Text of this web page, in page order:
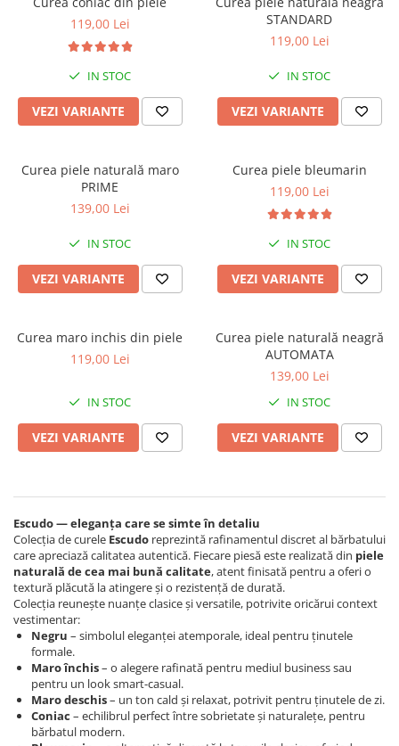
119,00 Lei
IN STOC
VEZI VARIANTE
STANDARD
119,00 Lei
IN STOC
VEZI VARIANTE
Curea piele naturală maro
PRIME
139,00 Lei
IN STOC
VEZI VARIANTE
Curea piele bleumarin
119,00 Lei
IN STOC
VEZI VARIANTE
Curea maro inchis din piele
119,00 Lei
IN STOC
VEZI VARIANTE
Curea piele naturală neagră
AUTOMATA
139,00 Lei
IN STOC
VEZI VARIANTE
Escudo — eleganța care se simte în detaliu
Colecția de curele Escudo reprezintă rafinamentul discret al bărbatului
care apreciază calitatea autentică. Fiecare piesă este realizată din piele
naturală de cea mai bună calitate, atent finisată pentru a oferi o
textură plăcută la atingere și o rezistență de durată.
Colecția reunește nuanțe clasice și versatile, potrivite oricărui context
vestimentar:
Negru – simbolul eleganței atemporale, ideal pentru ținutele
formale.
Maro închis– o alegere rafinată pentru mediul business sau
pentru un look smart-casual.
Maro deschis– un ton cald și relaxat, potrivit pentru ținutele de zi.
Coniac – echilibrul perfect între sobrietate și naturalețe, pentru
bărbatul modern.